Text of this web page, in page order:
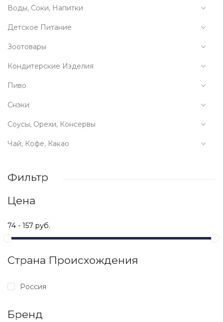
Воды, Соки, Напитки
Детское Питание
Зоотовары
Кондитерские Изделия
Пиво
Снэки
Соусы, Орехи, Консервы
Чай, Кофе, Какао
Фильтр
Цена
Страна Происхождения
Россия
Бренд